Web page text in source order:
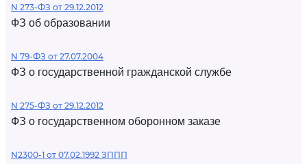
N 273-ФЗ от 29.12.2012
ФЗ об образовании
N 79-ФЗ от 27.07.2004
ФЗ о государственной гражданской службе
N 275-ФЗ от 29.12.2012
ФЗ о государственном оборонном заказе
N2300-1 от 07.02.1992 ЗППП